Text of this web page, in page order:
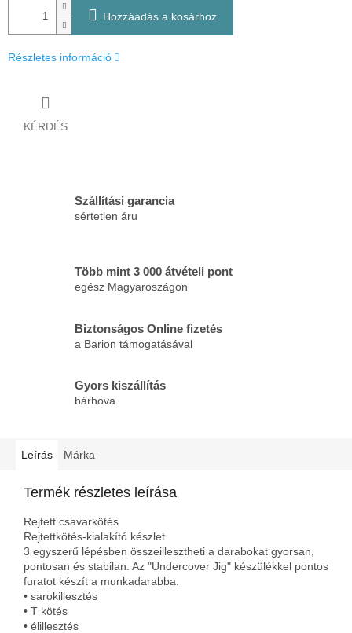
Hozzáadás a kosárhoz
Részletes információ
KÉRDÉS
Szállítási garancia
sértetlen áru
Több mint 3 000 átvételi pont
egész Magyaroszágon
Biztonságos Online fizetés
a Barion támogatásával
Gyors kiszállítás
bárhova
Leírás Márka
Termék részletes leírása
Rejtett csavarkötés
Rejtettkötés-kialakító készlet
3 egyszerű lépésben összeillesztheti a darabokat gyorsan,
pontosan és stabilan. Az "Undercover Jig" készülékkel pontos
furatot készít a munkadarabba.
• sarokillesztés
• T kötés
• élillesztés